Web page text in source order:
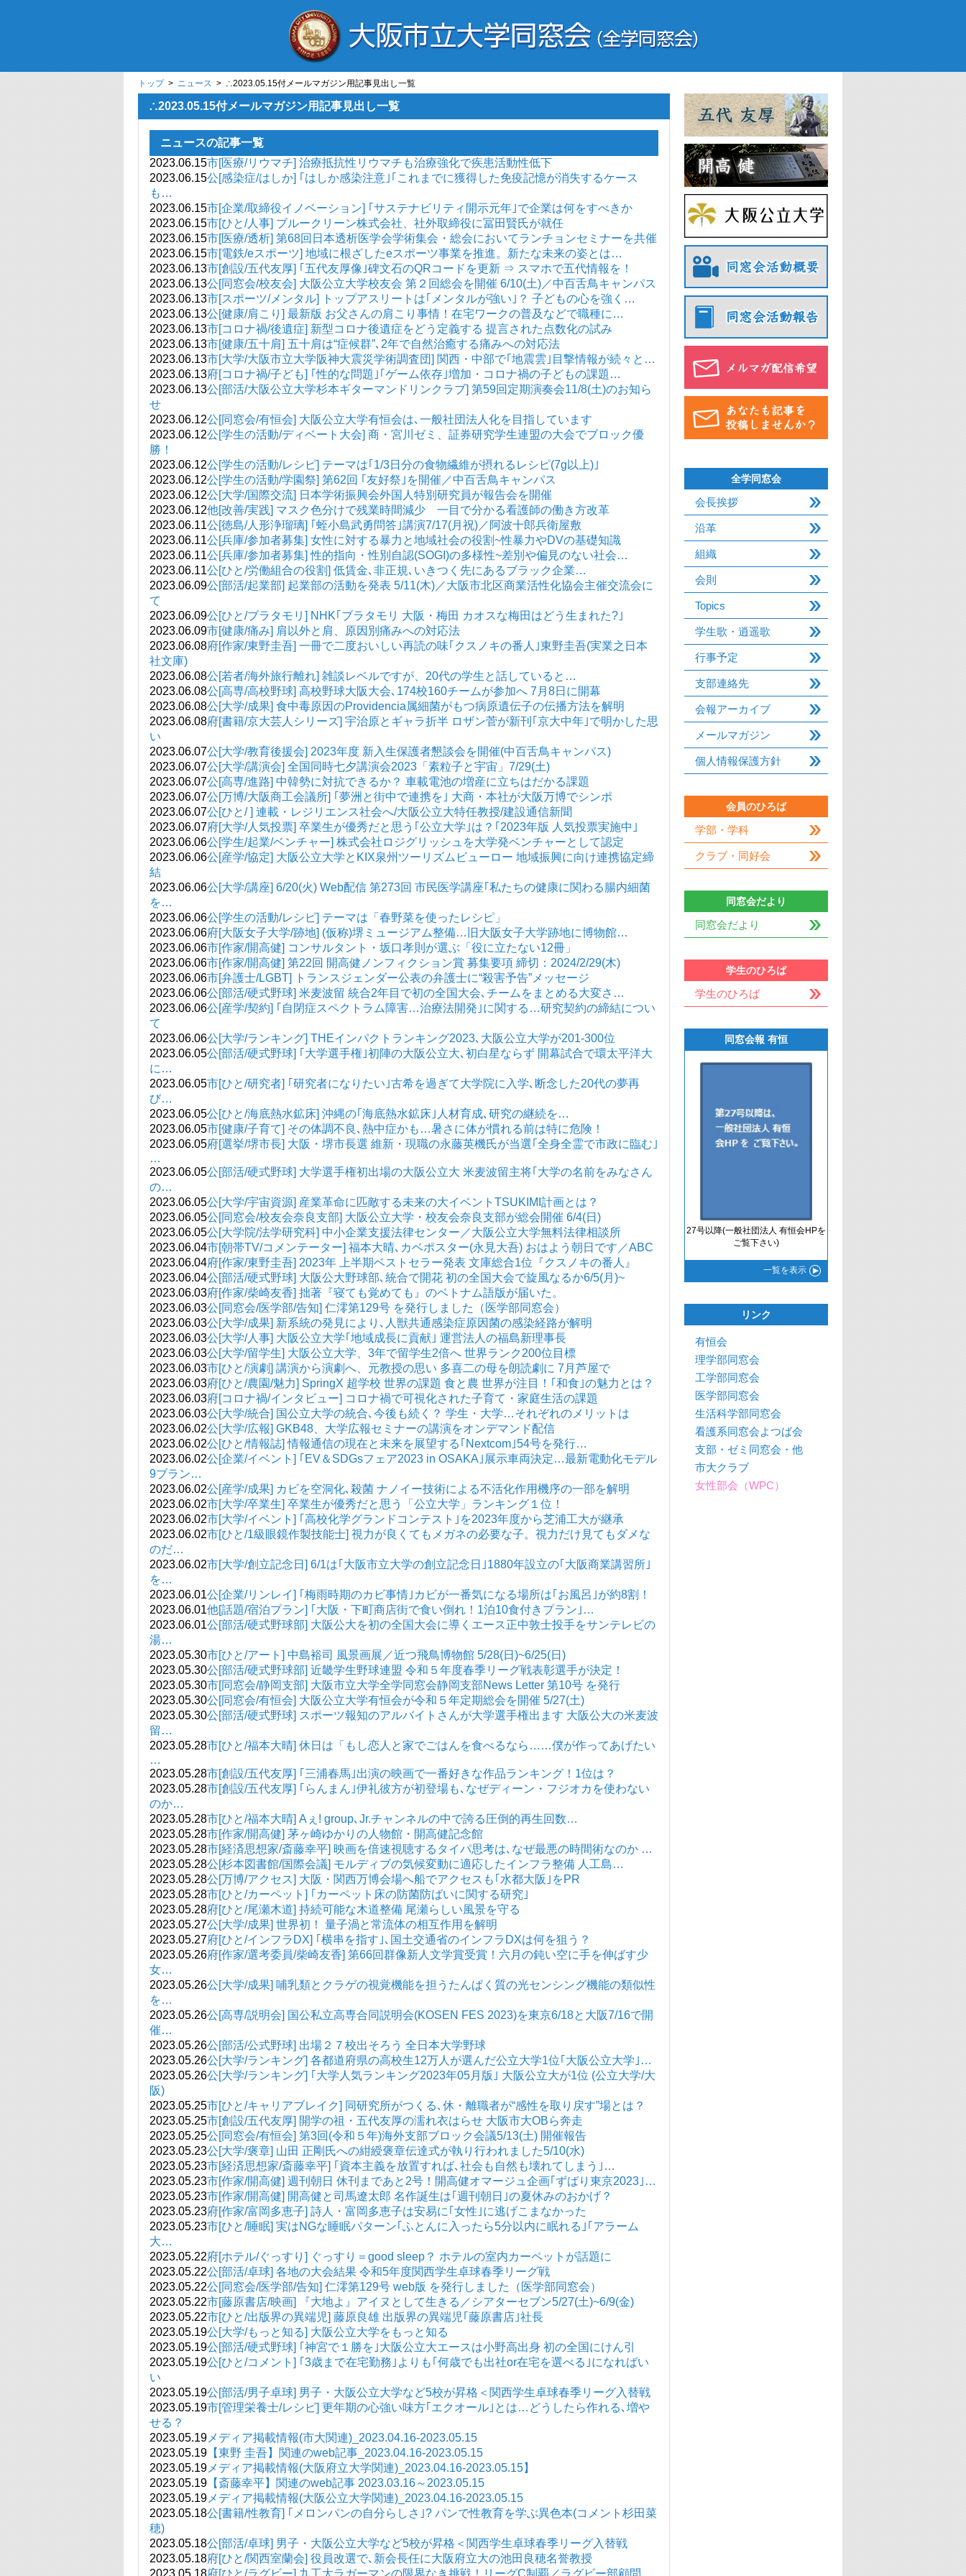
トップ> ニュース > ∴2023.05.15付メールマガジン用記事見出し一覧
∴2023.05.15付メールマガジン用記事見出し一覧
ニュースの記事一覧
2023.06.15市[医療/リウマチ] 治療抵抗性リウマチも治療強化で疾患活動性低下
2023.06.15公[感染症/はしか] ｢はしか感染注意｣｢これまでに獲得した免疫記憶が消失するケース
も…
2023.06.15市[企業/取締役イノベーション] ｢サステナビリティ開示元年｣で企業は何をすべきか
2023.06.15市[ひと/人事] ブルークリーン株式会社、社外取締役に冨田賢氏が就任
2023.06.15市[医療/透析] 第68回日本透析医学会学術集会・総会においてランチョンセミナーを共催
2023.06.15市[電鉄/eスポーツ] 地域に根ざしたeスポーツ事業を推進。新たな未来の姿とは…
2023.06.13市[創設/五代友厚] ｢五代友厚像｣碑文石のQRコードを更新 ⇒ スマホで五代情報を！
2023.06.13公[同窓会/校友会] 大阪公立大学校友会 第２回総会を開催 6/10(土)／中百舌鳥キャンパス
2023.06.13市[スポーツ/メンタル] トップアスリートは｢メンタルが強い｣？ 子どもの心を強く…
2023.06.13公[健康/肩こり] 最新版 お父さんの肩こり事情！在宅ワークの普及などで職種に…
2023.06.13市[コロナ禍/後遺症] 新型コロナ後遺症をどう定義する 提言された点数化の試み
2023.06.13市[健康/五十肩] 五十肩は“症候群”､2年で自然治癒する痛みへの対応法
2023.06.13市[大学/大阪市立大学阪神大震災学術調査団] 関西・中部で｢地震雲｣目撃情報が続々と…
2023.06.13府[コロナ禍/子ども] ｢性的な問題｣｢ゲーム依存｣増加・コロナ禍の子どもの課題…
2023.06.13公[部活/大阪公立大学杉本ギターマンドリンクラブ] 第59回定期演奏会11/8(土)のお知ら
せ
2023.06.12公[同窓会/有恒会] 大阪公立大学有恒会は､一般社団法人化を目指しています
2023.06.12公[学生の活動/ディベート大会] 商・宮川ゼミ、証券研究学生連盟の大会でブロック優
勝！
2023.06.12公[学生の活動/レシピ] テーマは｢1/3日分の食物繊維が摂れるレシピ(7g以上)｣
2023.06.12公[学生の活動/学園祭] 第62回 ｢友好祭｣を開催／中百舌鳥キャンパス
2023.06.12公[大学/国際交流] 日本学術振興会外国人特別研究員が報告会を開催
2023.06.12他[改善/実践] マスク色分けで残業時間減少 一目で分かる看護師の働き方改革
2023.06.11公[徳島/人形浄瑠璃] ｢蛭小島武勇問答｣講演7/17(月祝)／阿波十郎兵衛屋敷
2023.06.11公[兵庫/参加者募集] 女性に対する暴力と地域社会の役割~性暴力やDVの基礎知識
2023.06.11公[兵庫/参加者募集] 性的指向・性別自認(SOGI)の多様性~差別や偏見のない社会…
2023.06.11公[ひと/労働組合の役割] 低賃金､非正規､いきつく先にあるブラック企業…
2023.06.09公[部活/起業部] 起業部の活動を発表 5/11(木)／大阪市北区商業活性化協会主催交流会に
て
2023.06.09公[ひと/ブラタモリ] NHK｢ブラタモリ 大阪・梅田 カオスな梅田はどう生まれた?｣
2023.06.09市[健康/痛み] 肩以外と肩、原因別痛みへの対応法
2023.06.08府[作家/東野圭吾] 一冊で二度おいしい再読の味｢クスノキの番人｣東野圭吾(実業之日本
社文庫)
2023.06.08公[若者/海外旅行離れ] 雑談レベルですが、20代の学生と話していると…
2023.06.08公[高専/高校野球] 高校野球大阪大会､174校160チームが参加へ 7月8日に開幕
2023.06.08公[大学/成果] 食中毒原因のProvidencia属細菌がもつ病原遺伝子の伝播方法を解明
2023.06.08府[書籍/京大芸人シリーズ] 宇治原とギャラ折半 ロザン菅が新刊｢京大中年｣で明かした思
い
2023.06.07公[大学/教育後援会] 2023年度 新入生保護者懇談会を開催(中百舌鳥キャンパス)
2023.06.07公[大学/講演会] 全国同時七夕講演会2023「素粒子と宇宙」7/29(土)
2023.06.07公[高専/進路] 中韓勢に対抗できるか？ 車載電池の増産に立ちはだかる課題
2023.06.07公[万博/大阪商工会議所] ｢夢洲と街中で連携を｣ 大商・本社が大阪万博でシンポ
2023.06.07公[ひと/ ] 連載・レジリエンス社会へ/大阪公立大特任教授/建設通信新聞
2023.06.07府[大学/人気投票] 卒業生が優秀だと思う｢公立大学｣は？｢2023年版 人気投票実施中｣
2023.06.06公[学生/起業/ベンチャー] 株式会社ロジグリッシュを大学発ベンチャーとして認定
2023.06.06公[産学/協定] 大阪公立大学とKIX泉州ツーリズムビューロー 地域振興に向け連携協定締
結
2023.06.06公[大学/講座] 6/20(火) Web配信 第273回 市民医学講座｢私たちの健康に関わる腸内細菌
を…
2023.06.06公[学生の活動/レシピ] テーマは「春野菜を使ったレシピ」
2023.06.06府[大阪女子大学/跡地] (仮称)堺ミュージアム整備…旧大阪女子大学跡地に博物館…
2023.06.06市[作家/開高健] コンサルタント・坂口孝則が選ぶ「役に立たない12冊」
2023.06.06市[作家/開高健] 第22回 開高健ノンフィクション賞 募集要項 締切：2024/2/29(木)
2023.06.06市[弁護士/LGBT] トランスジェンダー公表の弁護士に“殺害予告”メッセージ
2023.06.06公[部活/硬式野球] 米麦波留 統合2年目で初の全国大会､チームをまとめる大変さ…
2023.06.06公[産学/契約] ｢自閉症スペクトラム障害…治療法開発｣に関する…研究契約の締結につい
て
2023.06.06公[大学/ランキング] THEインパクトランキング2023､大阪公立大学が201-300位
2023.06.05公[部活/硬式野球] ｢大学選手権｣初陣の大阪公立大､初白星ならず 開幕試合で環太平洋大
に…
2023.06.05市[ひと/研究者] ｢研究者になりたい｣古希を過ぎて大学院に入学､断念した20代の夢再
び…
2023.06.05公[ひと/海底熱水鉱床] 沖縄の｢海底熱水鉱床｣人材育成､研究の継続を…
2023.06.05市[健康/子育て] その体調不良､熱中症かも…暑さに体が慣れる前は特に危険！
2023.06.05府[選挙/堺市長] 大阪・堺市長選 維新・現職の永藤英機氏が当選｢全身全霊で市政に臨む｣
…
2023.06.05公[部活/硬式野球] 大学選手権初出場の大阪公立大 米麦波留主将｢大学の名前をみなさん
の…
2023.06.05公[大学/宇宙資源] 産業革命に匹敵する未来の大イベントTSUKIMI計画とは？
2023.06.05公[同窓会/校友会奈良支部] 大阪公立大学・校友会奈良支部が総会開催 6/4(日)
2023.06.05公[大学院/法学研究科] 中小企業支援法律センター／大阪公立大学無料法律相談所
2023.06.04市[朝帯TV/コメンテーター] 福本大晴､カベポスター(永見大吾) おはよう朝日です／ABC
2023.06.04府[作家/東野圭吾] 2023年 上半期ベストセラー発表 文庫総合1位『クスノキの番人』
2023.06.04公[部活/硬式野球] 大阪公大野球部､統合で開花 初の全国大会で旋風なるか6/5(月)~
2023.06.03府[作家/柴崎友香] 拙著『寝ても覚めても』のベトナム語版が届いた。
2023.06.03公[同窓会/医学部/告知] 仁澪第129号 を発行しました（医学部同窓会）
2023.06.03公[大学/成果] 新系統の発見により､人獣共通感染症原因菌の感染経路が解明
2023.06.03公[大学/人事] 大阪公立大学｢地域成長に貢献｣ 運営法人の福島新理事長
2023.06.03公[大学/留学生] 大阪公立大学、3年で留学生2倍へ 世界ランク200位目標
2023.06.03市[ひと/演劇] 講演から演劇へ、元教授の思い 多喜二の母を朗読劇に 7月芦屋で
2023.06.03府[ひと/農園/魅力] SpringX 超学校 世界の課題 食と農 世界が注目！｢和食｣の魅力とは？
2023.06.03府[コロナ禍/インタビュー] コロナ禍で可視化された子育て・家庭生活の課題
2023.06.03公[大学/統合] 国公立大学の統合､今後も続く？ 学生・大学…それぞれのメリットは
2023.06.02公[大学/広報] GKB48、大学広報セミナーの講演をオンデマンド配信
2023.06.02公[ひと/情報誌] 情報通信の現在と未来を展望する｢Nextcom｣54号を発行…
2023.06.02公[企業/イベント] ｢EV＆SDGsフェア2023 in OSAKA｣展示車両決定…最新電動化モデル
9ブラン…
2023.06.02公[産学/成果] カビを空洞化､殺菌 ナノイー技術による不活化作用機序の一部を解明
2023.06.02市[大学/卒業生] 卒業生が優秀だと思う「公立大学」ランキング１位！
2023.06.02市[大学/イベント] ｢高校化学グランドコンテスト｣を2023年度から芝浦工大が継承
2023.06.02市[ひと/1級眼鏡作製技能士] 視力が良くてもメガネの必要な子。視力だけ見てもダメな
のだ…
2023.06.02市[大学/創立記念日] 6/1は｢大阪市立大学の創立記念日｣1880年設立の｢大阪商業講習所｣
を…
2023.06.01公[企業/リンレイ] ｢梅雨時期のカビ事情｣カビが一番気になる場所は｢お風呂｣が約8割！
2023.06.01他[話題/宿泊プラン] ｢大阪・下町商店街で食い倒れ！1泊10食付きプラン｣…
2023.06.01公[部活/硬式野球部] 大阪公大を初の全国大会に導くエース正中敦士投手をサンテレビの
湯…
2023.05.30市[ひと/アート] 中島裕司 風景画展／近つ飛鳥博物館 5/28(日)~6/25(日)
2023.05.30公[部活/硬式野球部] 近畿学生野球連盟 令和５年度春季リーグ戦表彰選手が決定！
2023.05.30市[同窓会/静岡支部] 大阪市立大学全学同窓会静岡支部News Letter 第10号 を発行
2023.05.30公[同窓会/有恒会] 大阪公立大学有恒会が令和５年定期総会を開催 5/27(土)
2023.05.30公[部活/硬式野球] スポーツ報知のアルバイトさんが大学選手権出ます 大阪公大の米麦波
留…
2023.05.28市[ひと/福本大晴] 休日は「もし恋人と家でごはんを食べるなら……僕が作ってあげたい
…
2023.05.28市[創設/五代友厚] ｢三浦春馬｣出演の映画で一番好きな作品ランキング！1位は？
2023.05.28市[創設/五代友厚] ｢らんまん｣伊礼彼方が初登場も､なぜディーン・フジオカを使わない
のか…
2023.05.28市[ひと/福本大晴] Aぇ! group､Jr.チャンネルの中で誇る圧倒的再生回数…
2023.05.28市[作家/開高健] 茅ヶ崎ゆかりの人物館・開高健記念館
2023.05.28市[経済思想家/斎藤幸平] 映画を倍速視聴するタイパ思考は､なぜ最悪の時間術なのか …
2023.05.28公[杉本図書館/国際会議] モルディブの気候変動に適応したインフラ整備 人工島…
2023.05.28公[万博/アクセス] 大阪・関西万博会場へ船でアクセスも｢水都大阪｣をPR
2023.05.28市[ひと/カーペット] ｢カーペット床の防菌防ばいに関する研究｣
2023.05.28府[ひと/尾瀬木道] 持続可能な木道整備 尾瀬らしい風景を守る
2023.05.27公[大学/成果] 世界初！ 量子渦と常流体の相互作用を解明
2023.05.27府[ひと/インフラDX] ｢横串を指す｣､国土交通省のインフラDXは何を狙う？
2023.05.26府[作家/選考委員/柴崎友香] 第66回群像新人文学賞受賞！六月の鈍い空に手を伸ばす少
女…
2023.05.26公[大学/成果] 哺乳類とクラゲの視覚機能を担うたんぱく質の光センシング機能の類似性
を…
2023.05.26公[高専/説明会] 国公私立高専合同説明会(KOSEN FES 2023)を東京6/18と大阪7/16で開
催…
2023.05.26公[部活/公式野球] 出場２７校出そろう 全日本大学野球
2023.05.26公[大学/ランキング] 各都道府県の高校生12万人が選んだ公立大学1位｢大阪公立大学｣…
2023.05.26公[大学/ランキング] ｢大学人気ランキング2023年05月版｣ 大阪公立大が1位 (公立大学/大
阪)
2023.05.25市[ひと/キャリアブレイク] 同研究所がつくる､休・離職者が“感性を取り戻す”場とは？
2023.05.25市[創設/五代友厚] 開学の祖・五代友厚の濡れ衣はらせ 大阪市大OBら奔走
2023.05.25公[同窓会/有恒会] 第3回(令和５年)海外支部ブロック会議5/13(土) 開催報告
2023.05.23公[大学/褒章] 山田 正剛氏への紺綬褒章伝達式が執り行われました5/10(水)
2023.05.23市[経済思想家/斎藤幸平] ｢資本主義を放置すれば､社会も自然も壊れてしまう｣…
2023.05.23市[作家/開高健] 週刊朝日 休刊まであと2号！開高健オマージュ企画｢ずばり東京2023｣…
2023.05.23市[作家/開高健] 開高健と司馬遼太郎 名作誕生は｢週刊朝日｣の夏休みのおかげ？
2023.05.23府[作家/富岡多恵子] 詩人・富岡多恵子は安易に｢女性｣に逃げこまなかった
2023.05.23市[ひと/睡眠] 実はNGな睡眠パターン｢ふとんに入ったら5分以内に眠れる｣｢アラーム
大…
2023.05.22府[ホテル/ぐっすり] ぐっすり＝good sleep？ ホテルの室内カーペットが話題に
2023.05.22公[部活/卓球] 各地の大会結果 令和5年度関西学生卓球春季リーグ戦
2023.05.22公[同窓会/医学部/告知] 仁澪第129号 web版 を発行しました（医学部同窓会）
2023.05.22市[藤原書店/映画] 『大地よ』アイヌとして生きる／シアターセブン5/27(土)~6/9(金)
2023.05.22市[ひと/出版界の異端児] 藤原良雄 出版界の異端児｢藤原書店｣社長
2023.05.19公[大学/もっと知る] 大阪公立大学をもっと知る
2023.05.19公[部活/硬式野球] ｢神宮で１勝を｣大阪公立大エースは小野高出身 初の全国にけん引
2023.05.19公[ひと/コメント] ｢3歳まで在宅勤務｣よりも｢何歳でも出社or在宅を選べる｣になればい
い
2023.05.19公[部活/男子卓球] 男子・大阪公立大学など5校が昇格＜関西学生卓球春季リーグ入替戦
2023.05.19市[管理栄養士/レシピ] 更年期の心強い味方｢エクオール｣とは…どうしたら作れる､増や
せる？
2023.05.19 メディア掲載情報(市大関連)_2023.04.16-2023.05.15
2023.05.19 【東野 圭吾】関連のweb記事_2023.04.16-2023.05.15
2023.05.19 メディア掲載情報(大阪府立大学関連)_2023.04.16-2023.05.15】
2023.05.19 【斎藤幸平】関連のweb記事 2023.03.16～2023.05.15
2023.05.19 メディア掲載情報(大阪公立大学関連)_2023.04.16-2023.05.15
2023.05.18公[書籍/性教育] ｢メロンパンの自分らしさ｣? パンで性教育を学ぶ異色本(コメント杉田菜
穂)
2023.05.18公[部活/卓球] 男子・大阪公立大学など5校が昇格＜関西学生卓球春季リーグ入替戦
2023.05.18府[ひと/関西室蘭会] 役員改選で､新会長任に大阪府立大の池田良穂名誉教授
2023.05.18府[ひと/ラグビー] 九工大ラガーマンの限界なき挑戦！リーグC制覇／ラグビー部顧問
全学同窓会
会長挨拶
沿革
組織
会則
Topics
学生歌・逍遥歌
行事予定
支部連絡先
会報アーカイブ
メールマガジン
個人情報保護方針
会員のひろば
学部・学科
クラブ・同好会
同窓会だより
同窓会だより
学生のひろば
学生のひろば
同窓会報 有恒
27号以降(一般社団法人 有恒会HPを
ご覧下さい)
一覧を表示
リンク
有恒会
理学部同窓会
工学部同窓会
医学部同窓会
生活科学部同窓会
看護系同窓会よつば会
支部・ゼミ同窓会・他
市大クラブ
女性部会（WPC）